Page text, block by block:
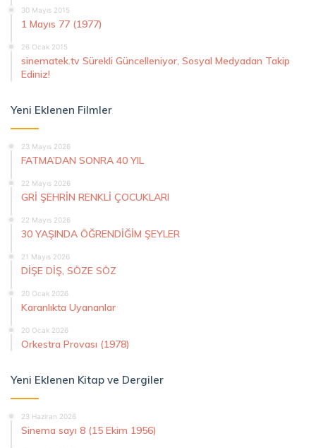
30 Mayıs 2015
1 Mayıs 77 (1977)
26 Ocak 2015
sinematek.tv Sürekli Güncelleniyor, Sosyal Medyadan Takip
Ediniz!
Yeni Eklenen Filmler
23 Mayıs 2026
FATMA’DAN SONRA 40 YIL
22 Mayıs 2026
GRİ ŞEHRİN RENKLİ ÇOCUKLARI
22 Mayıs 2026
30 YAŞINDA ÖĞRENDİĞİM ŞEYLER
21 Mayıs 2026
DİŞE DİŞ, SÖZE SÖZ
20 Ocak 2026
Karanlıkta Uyananlar
20 Ocak 2026
Orkestra Provası (1978)
Yeni Eklenen Kitap ve Dergiler
23 Haziran 2026
Sinema sayı 8 (15 Ekim 1956)